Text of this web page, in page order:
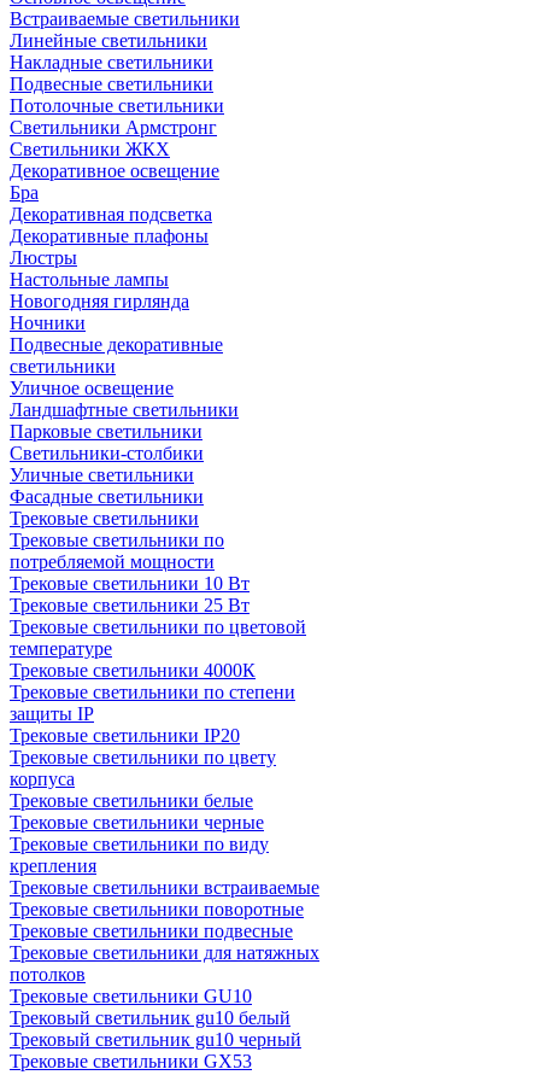
Встраиваемые светильники
Линейные светильники
Накладные светильники
Подвесные светильники
Потолочные светильники
Светильники Армстронг
Светильники ЖКХ
Декоративное освещение
Бра
Декоративная подсветка
Декоративные плафоны
Люстры
Настольные лампы
Новогодняя гирлянда
Ночники
Подвесные декоративные
светильники
Уличное освещение
Ландшафтные светильники
Парковые светильники
Светильники-столбики
Уличные светильники
Фасадные светильники
Трековые светильники
Трековые светильники по
потребляемой мощности
Трековые светильники 10 Вт
Трековые светильники 25 Вт
Трековые светильники по цветовой
температуре
Трековые светильники 4000К
Трековые светильники по степени
защиты IP
Трековые светильники IP20
Трековые светильники по цвету
корпуса
Трековые светильники белые
Трековые светильники черные
Трековые светильники по виду
крепления
Трековые светильники встраиваемые
Трековые светильники поворотные
Трековые светильники подвесные
Трековые светильники для натяжных
потолков
Трековые светильники GU10
Трековый светильник gu10 белый
Трековый светильник gu10 черный
Трековые светильники GX53